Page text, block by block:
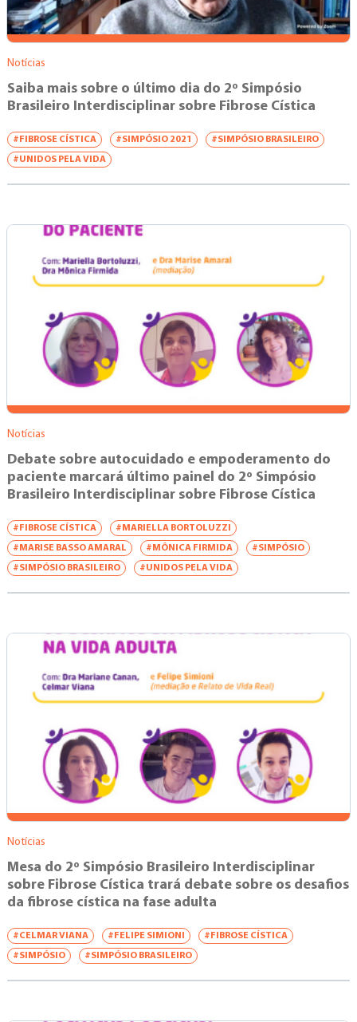
Notícias
Saiba mais sobre o último dia do 2º Simpósio
Brasileiro Interdisciplinar sobre Fibrose Cística
#FIBROSE CÍSTICA #SIMPÓSIO 2021 #SIMPÓSIO BRASILEIRO
#UNIDOS PELA VIDA
Notícias
Debate sobre autocuidado e empoderamento do
paciente marcará último painel do 2º Simpósio
Brasileiro Interdisciplinar sobre Fibrose Cística
#FIBROSE CÍSTICA #MARIELLA BORTOLUZZI
#MARISE BASSO AMARAL #MÔNICA FIRMIDA #SIMPÓSIO
#SIMPÓSIO BRASILEIRO #UNIDOS PELA VIDA
Notícias
Mesa do 2º Simpósio Brasileiro Interdisciplinar
sobre Fibrose Cística trará debate sobre os desafios
da fibrose cística na fase adulta
#CELMAR VIANA #FELIPE SIMIONI #FIBROSE CÍSTICA
#SIMPÓSIO #SIMPÓSIO BRASILEIRO